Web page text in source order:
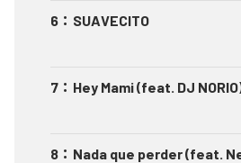
6 ： SUAVECITO
7 ： Hey Mami (feat. DJ
8 ： Nada que perder (feat.